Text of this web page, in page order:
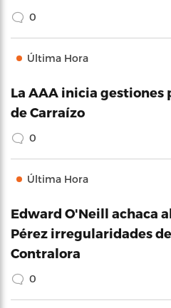
0
Última Hora
La AAA inicia gestiones
de Carraízo
0
Última Hora
Edward O'Neill achaca
Pérez irregularidades
Contralora
0